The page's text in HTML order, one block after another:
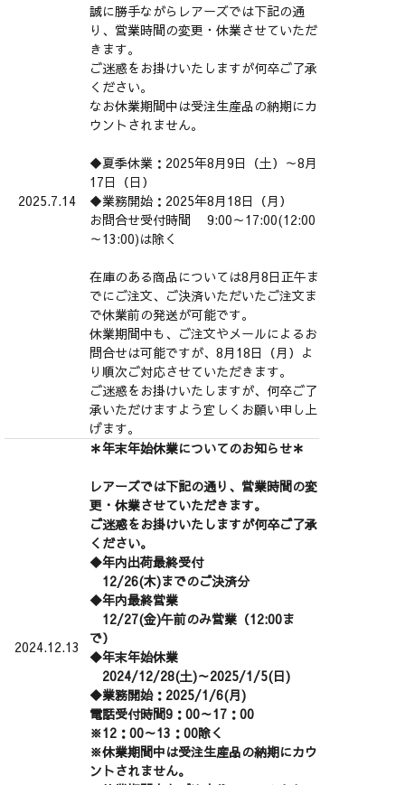
2025.7.14
誠に勝手ながらレアーズでは下記の通
り、営業時間の変更・休業させていただ
きます。
ご迷惑をお掛けいたしますが何卒ご了承
ください。
なお休業期間中は受注生産品の納期にカ
ウントされません。
◆夏季休業：2025年8月9日（土）～8月
17日（日）
◆業務開始：2025年8月18日（月）
お問合せ受付時間 9:00～17:00(12:00
～13:00)は除く
在庫のある商品については8月8日正午ま
でにご注文、ご決済いただいたご注文ま
で休業前の発送が可能です。
休業期間中も、ご注文やメールによるお
問合せは可能ですが、8月18日（月）よ
り順次ご対応させていただきます。
ご迷惑をお掛けいたしますが、何卒ご了
承いただけますよう宜しくお願い申し上
げます。
2024.12.13
＊年末年始休業についてのお知らせ＊
レアーズでは下記の通り、営業時間の変
更・休業させていただきます。
ご迷惑をお掛けいたしますが何卒ご了承
ください。
◆年内出荷最終受付
12/26(木)までのご決済分
◆年内最終営業
12/27(金)午前のみ営業（12:00ま
で）
◆年末年始休業
2024/12/28(土)～2025/1/5(日)
◆業務開始：2025/1/6(月)
電話受付時間9：00～17：00
※12：00～13：00除く
※休業期間中は受注生産品の納期にカウ
ントされません。